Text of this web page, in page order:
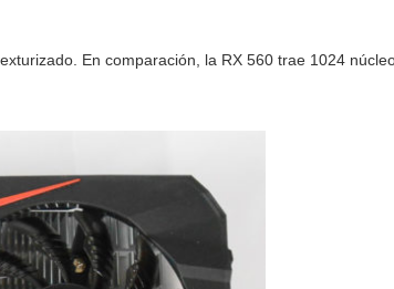
En comparación, la RX 560 trae 1024